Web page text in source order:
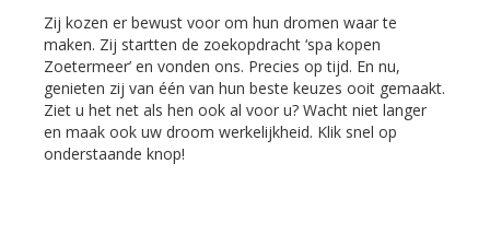
Zij kozen er bewust voor om hun dromen waar te
maken. Zij startten de zoekopdracht ‘spa kopen
Zoetermeer’ en vonden ons. Precies op tijd. En nu,
genieten zij van één van hun beste keuzes ooit gemaakt.
Ziet u het net als hen ook al voor u? Wacht niet langer
en maak ook uw droom werkelijkheid. Klik snel op
onderstaande knop!